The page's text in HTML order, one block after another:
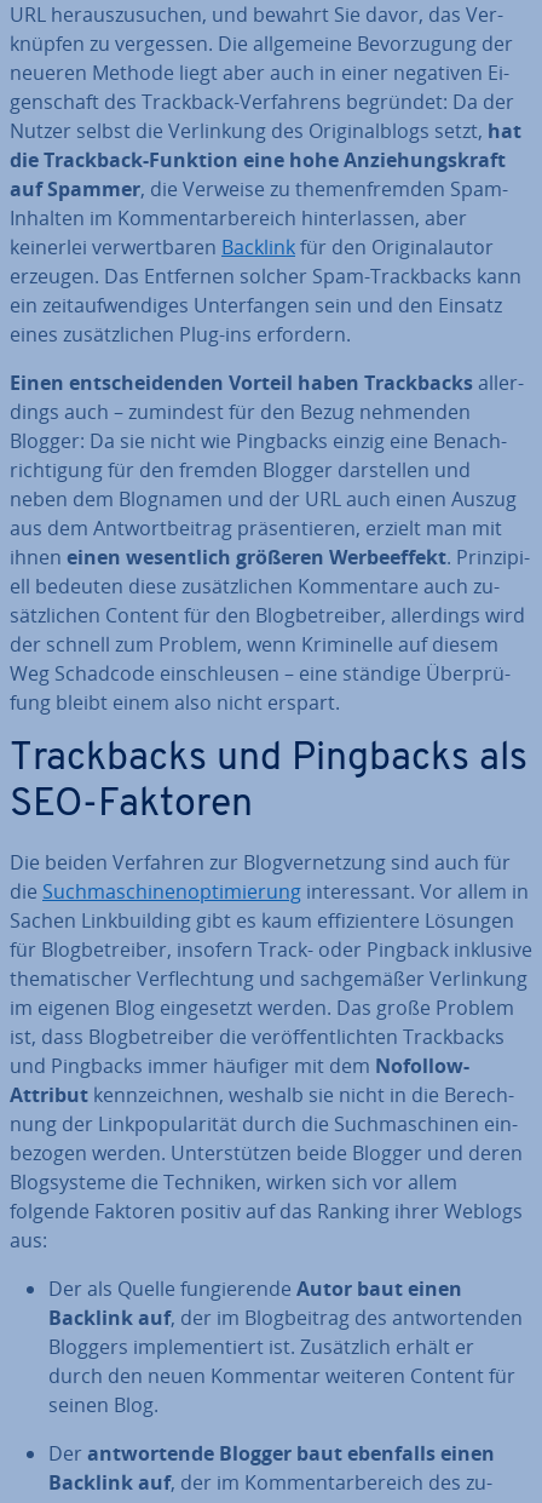
URL her­aus­zu­su­chen, und bewahrt Sie davor, das Ver­
knüp­fen zu vergessen. Die all­ge­mei­ne Be­vor­zu­gung der
neueren Methode liegt aber auch in einer negativen Ei­
gen­schaft des Trackback-Ver­fah­rens begründet: Da der
Nutzer selbst die Ver­lin­kung des Ori­gi­nal­b­logs setzt, hat
die Trackback-Funktion eine hohe An­zie­hungs­kraft
auf Spammer, die Verweise zu the­men­frem­den Spam-
Inhalten im Kom­men­tar­be­reich hin­ter­las­sen, aber
keinerlei ver­wert­ba­ren Backlinkfür den Ori­gi­nal­au­tor
erzeugen. Das Entfernen solcher Spam-Track­backs kann
ein zeit­auf­wen­di­ges Un­ter­fan­gen sein und den Einsatz
eines zu­sätz­li­chen Plug-ins erfordern.
Einen ent­schei­den­den Vorteil haben Track­backsal­ler­
dings auch – zumindest für den Bezug nehmenden
Blogger: Da sie nicht wie Pingbacks einzig eine Be­nach­
rich­ti­gung für den fremden Blogger dar­stel­len und
neben dem Blognamen und der URL auch einen Auszug
aus dem Ant­wort­bei­trag prä­sen­tie­ren, erzielt man mit
ihnen einen we­sent­lich größeren Wer­be­ef­fekt. Prin­zi­pi­
ell bedeuten diese zu­sätz­li­chen Kom­men­ta­re auch zu­
sätz­li­chen Content für den Blog­be­trei­ber, al­ler­dings wird
der schnell zum Problem, wenn Kri­mi­nel­le auf diesem
Weg Schadcode ein­schleu­sen – eine ständige Über­prü­
fung bleibt einem also nicht erspart.
Track­backs und Pingbacks als
SEO-Faktoren
Die beiden Verfahren zur Blog­ver­net­zung sind auch für
die Such­ma­schi­nen­op­ti­mie­rung in­ter­es­sant. Vor allem in
Sachen Link­buil­ding gibt es kaum ef­fi­zi­en­te­re Lösungen
für Blog­be­trei­ber, insofern Track- oder Pingback inklusive
the­ma­ti­scher Ver­flech­tung und sach­ge­mä­ßer Ver­lin­kung
im eigenen Blog ein­ge­setzt werden. Das große Problem
ist, dass Blog­be­trei­ber die ver­öf­fent­lich­ten Track­backs
und Pingbacks immer häufiger mit dem Nofollow-
Attribut kenn­zeich­nen, weshalb sie nicht in die Be­rech­
nung der Link­po­pu­la­ri­tät durch die Such­ma­schi­nen ein­
be­zo­gen werden. Un­ter­stüt­zen beide Blogger und deren
Blog­sys­te­me die Techniken, wirken sich vor allem
folgende Faktoren positiv auf das Ranking ihrer Weblogs
aus:
Der als Quelle fun­gie­ren­de Autor baut einen
Backlink auf, der im Blog­bei­trag des ant­wor­ten­den
Bloggers im­ple­men­tiert ist. Zu­sätz­lich erhält er
durch den neuen Kommentar weiteren Content für
seinen Blog.
Der ant­wor­ten­de Blogger baut ebenfalls einen
Backlink auf, der im Kom­men­tar­be­reich des zu­